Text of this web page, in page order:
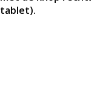
tablet).